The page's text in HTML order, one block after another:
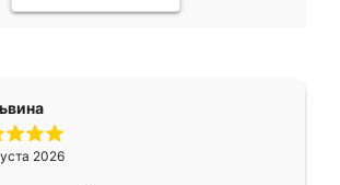
2026